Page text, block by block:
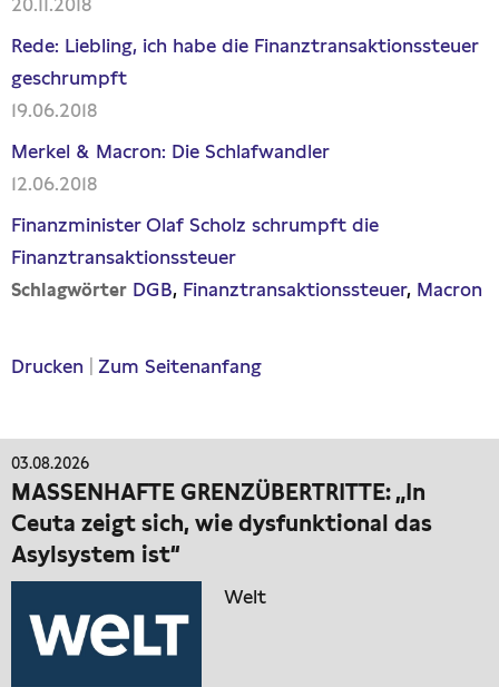
20.11.2018
Rede: Liebling, ich habe die Finanztransaktionssteuer
geschrumpft
19.06.2018
Merkel & Macron: Die Schlafwandler
12.06.2018
Finanzminister Olaf Scholz schrumpft die
Finanztransaktionssteuer
Schlagwörter DGB Finanztransaktionssteuer Macron
Drucken Zum Seitenanfang
03.08.2026
MASSENHAFTE GRENZÜBERTRITTE: „In
Ceuta zeigt sich, wie dysfunktional das
Asylsystem ist“
Welt